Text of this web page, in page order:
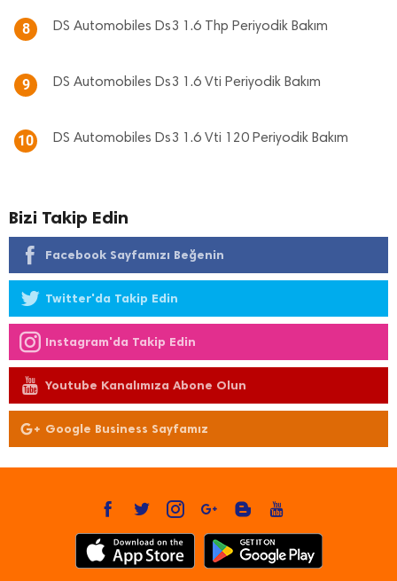
8 DS Automobiles Ds3 1.6 Thp Periyodik Bakım
9 DS Automobiles Ds3 1.6 Vti Periyodik Bakım
10 DS Automobiles Ds3 1.6 Vti 120 Periyodik Bakım
Bizi Takip Edin
Facebook Sayfamızı Beğenin
Twitter'da Takip Edin
Instagram'da Takip Edin
Youtube Kanalımıza Abone Olun
Google Business Sayfamız